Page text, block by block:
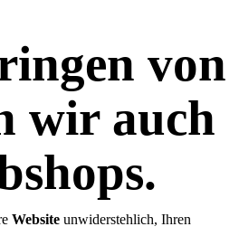
von
wir auch
Website unwiderstehlich, Ihren